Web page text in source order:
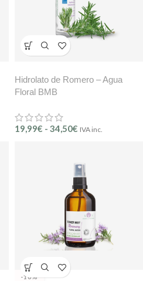
Hidrolato de Romero – Agua
Floral BMB
19,99€ - 34,50€ IVA inc.
-18%